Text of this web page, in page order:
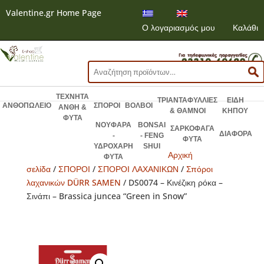
Valentine.gr Home Page
Ο λογαριασμός μου
Καλάθι
Αναζήτηση
για:
ΑΝΘΟΠΩΛΕΙΟ
ΤΕΧΝΗΤΑ
ΑΝΘΗ &
ΦΥΤΑ
ΣΠΟΡΟΙ ΒΟΛΒΟΙ
ΤΡΙΑΝΤΑΦΥΛΛΙΕΣ
& ΘΑΜΝΟΙ
ΕΙΔΗ
ΚΗΠΟΥ
ΝΟΥΦΑΡΑ
-
ΥΔΡΟΧΑΡΗ
ΦΥΤΑ
BONSAI
- FENG
SHUI
ΣΑΡΚΟΦΑΓΑ
ΦΥΤΑ
ΔΙΑΦΟΡΑ
Αρχική
σελίδα/ ΣΠΟΡΟΙ / ΣΠΟΡΟΙ ΛΑΧΑΝΙΚΩΝ / Σπόροι
λαχανικών DÜRR SAMEN / DS0074 – Κινέζικη ρόκα –
Σινάπι – Brassica juncea “Green in Snow”